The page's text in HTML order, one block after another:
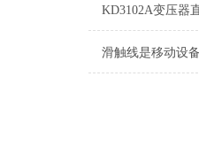
滑触线是移动设